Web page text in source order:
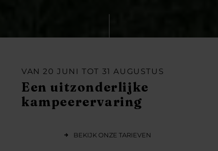
VAN 20 JUNI TOT 31 AUGUSTUS
Een uitzonderlijke
kampeerervaring
BEKIJK ONZE TARIEVEN